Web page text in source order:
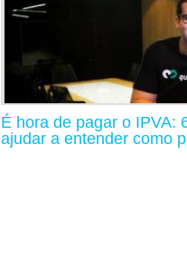
É hora de pagar o IPVA:
ajudar a entender como